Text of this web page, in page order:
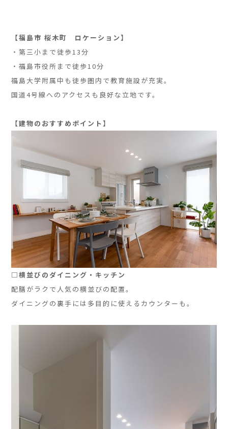
【福島市 桜木町 ロケーション】
・第三小まで徒歩13分
・福島市役所まで徒歩10分
福島大学附属中も徒歩圏内で教育施設が充実。
国道4号線へのアクセスも良好な立地です。
【建物のおすすめポイント】
□横並びのダイニング・キッチン
配膳がラクで人気の横並びの配置。
ダイニングの裏手には多目的に使えるカウンターも。